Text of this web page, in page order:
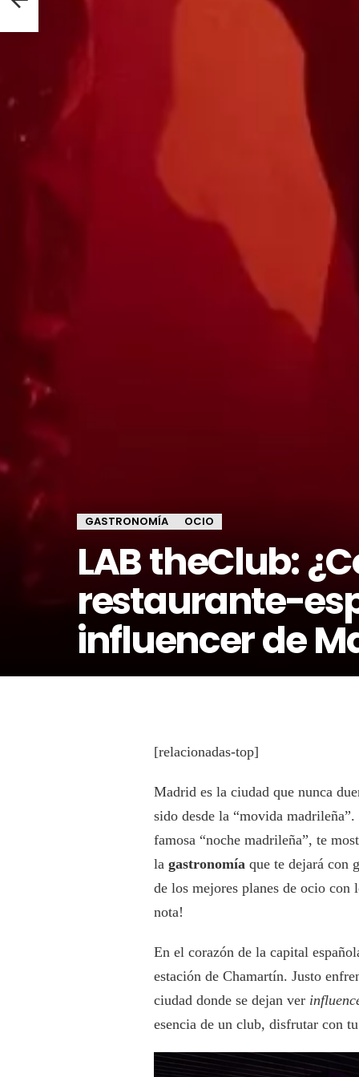
GASTRONOMÍA OCIO
LAB theClub:
restaurante-
influencer de
[relacionadas-top]
Madrid es la ciudad que nunca
sido desde la “movida
famosa “noche madrileña”, te
la gastronomía que te dejará con
de los mejores planes de ocio
nota!
En el corazón de la capital
estación de Chamartín. Justo
ciudad donde se dejan ver
esencia de un club, disfrutar con